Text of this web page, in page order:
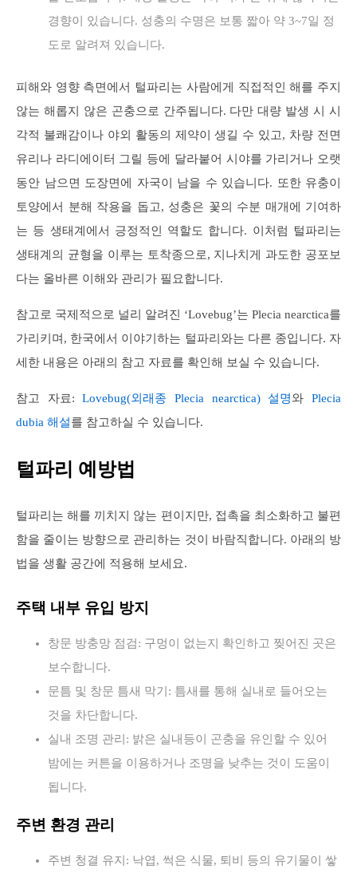
경향이 있습니다. 성충의 수명은 보통 짧아 약 3~7일 정
도로 알려져 있습니다.
피해와 영향 측면에서 털파리는 사람에게 직접적인 해를 주지
않는 해롭지 않은 곤충으로 간주됩니다. 다만 대량 발생 시 시
각적 불쾌감이나 야외 활동의 제약이 생길 수 있고, 차량 전면
유리나 라디에이터 그릴 등에 달라붙어 시야를 가리거나 오랫
동안 남으면 도장면에 자국이 남을 수 있습니다. 또한 유충이
토양에서 분해 작용을 돕고, 성충은 꽃의 수분 매개에 기여하
는 등 생태계에서 긍정적인 역할도 합니다. 이처럼 털파리는
생태계의 균형을 이루는 토착종으로, 지나치게 과도한 공포보
다는 올바른 이해와 관리가 필요합니다.
참고로 국제적으로 널리 알려진 ‘Lovebug’는 Plecia nearctica를
가리키며, 한국에서 이야기하는 털파리와는 다른 종입니다. 자
세한 내용은 아래의 참고 자료를 확인해 보실 수 있습니다.
참고 자료:Lovebug(외래종 Plecia nearctica) 설명와Plecia
dubia 해설를 참고하실 수 있습니다.
털파리 예방법
털파리는 해를 끼치지 않는 편이지만, 접촉을 최소화하고 불편
함을 줄이는 방향으로 관리하는 것이 바람직합니다. 아래의 방
법을 생활 공간에 적용해 보세요.
주택 내부 유입 방지
창문 방충망 점검: 구멍이 없는지 확인하고 찢어진 곳은
보수합니다.
문틈 및 창문 틈새 막기: 틈새를 통해 실내로 들어오는
것을 차단합니다.
실내 조명 관리: 밝은 실내등이 곤충을 유인할 수 있어
밤에는 커튼을 이용하거나 조명을 낮추는 것이 도움이
됩니다.
주변 환경 관리
주변 청결 유지: 낙엽, 썩은 식물, 퇴비 등의 유기물이 쌓